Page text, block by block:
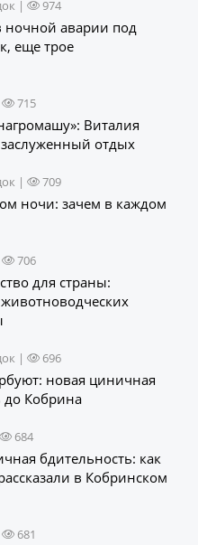
| 974
ночной аварии под
еще трое
715
Виталия
отдых
| 709
ночи: зачем в каждом
706
для страны:
| 696
новая циничная
до Кобрина
684
бдительность: как
в Кобринском
681